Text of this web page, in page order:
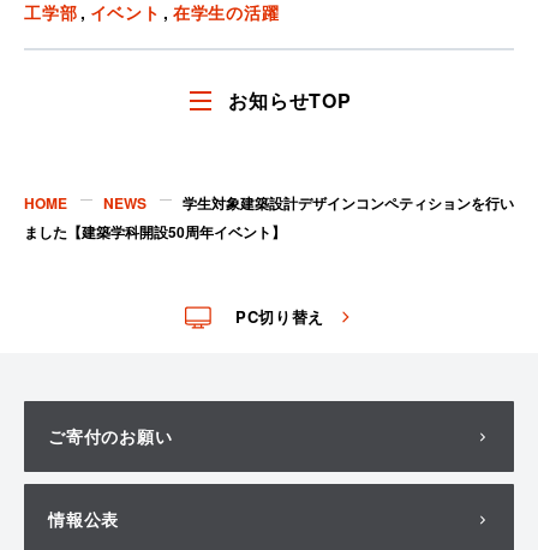
る
工学部 イベント 在学生の活躍
お知らせTOP
HOME NEWS
学生対象建築設計デザインコンペティションを行い
ました【建築学科開設50周年イベント】
PC切り替え
ご寄付のお願い
情報公表